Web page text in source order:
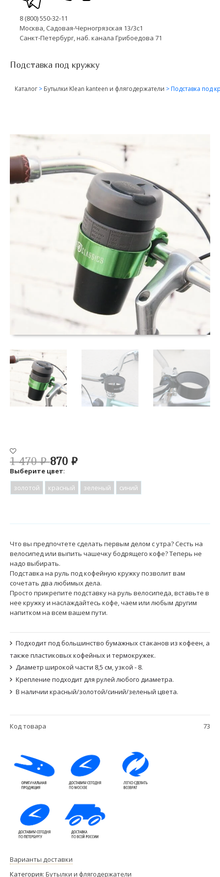
8 (800) 550-32-11
Москва, Садовая-Черногрязская 13/3с1
Санкт-Петербург, наб. канала Грибоедова 71
Подставка под кружку
Каталог > Бутылки Klean kanteen и флягодержатели >Подставка под
1 470₽ 870 ₽
Выберите цвет:
золотой
красный зеленый синий
Что вы предпочтете сделать первым делом с утра? Сесть на
велосипед или выпить чашечку бодрящего кофе? Теперь не
надо выбирать.
Подставка на руль под кофейную кружку позволит вам
сочетать два любимых дела.
Просто прикрепите подставку на руль велосипеда, вставьте в
нее кружку и наслаждайтесь кофе, чаем или любым другим
напитком на всем вашем пути.
Подходит под большинство бумажных стаканов из кофеен, а
также пластиковых кофейных и термокружек.
Диаметр широкой части 8,5 см, узкой - 8.
Крепление подходит для рулей любого диаметра.
В наличии красный/золотой/синий/зеленый цвета.
Код товара 73
Варианты доставки
Категория: Бутылки и флягодержатели